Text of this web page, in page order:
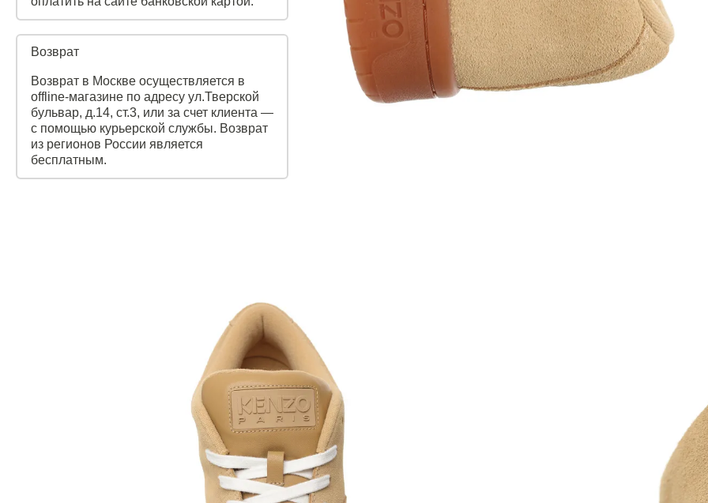
Возврат
Возврат в Москве осуществляется в
offline-магазине по адресу ул.Тверской
бульвар, д.14, ст.3, или за счет клиента —
с помощью курьерской службы. Возврат
из регионов России является
бесплатным.